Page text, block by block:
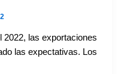
2022, las exportaciones
las expectativas. Los